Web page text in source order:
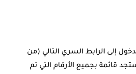
إلى الرابط السري التالي (من
قائمة بجميع الأرقام التي تم